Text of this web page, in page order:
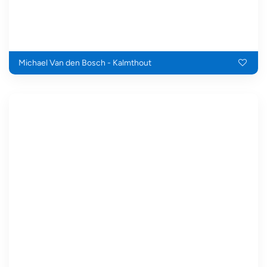
Michael Van den Bosch - Kalmthout